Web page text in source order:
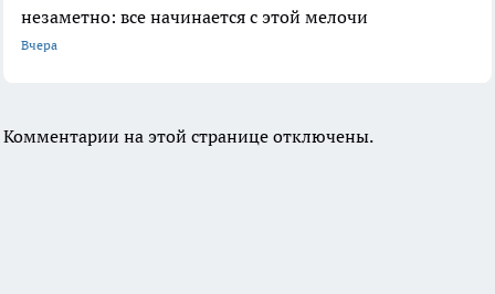
незаметно: все начинается с этой мелочи
Вчера
Комментарии на этой странице отключены.